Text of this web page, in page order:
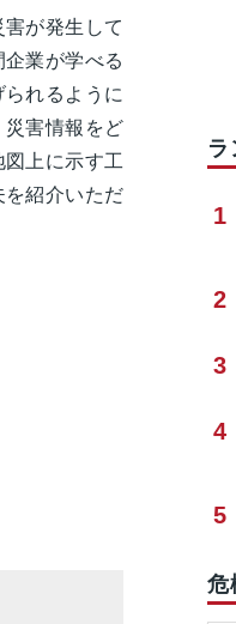
が発生して
業が学べる
れるように
害情報をど
上に示す工
紹介いただ
1
2
3
4
5
危